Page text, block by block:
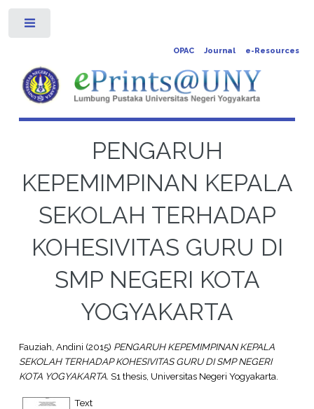
OPAC Journal e-Resources
PENGARUH
KEPEMIMPINAN KEPALA
SEKOLAH TERHADAP
KOHESIVITAS GURU DI
SMP NEGERI KOTA
YOGYAKARTA
Fauziah, Andini (2015) PENGARUH KEPEMIMPINAN KEPALA
SEKOLAH TERHADAP KOHESIVITAS GURU DI SMP NEGERI
KOTA YOGYAKARTA. S1 thesis, Universitas Negeri Yogyakarta.
Text